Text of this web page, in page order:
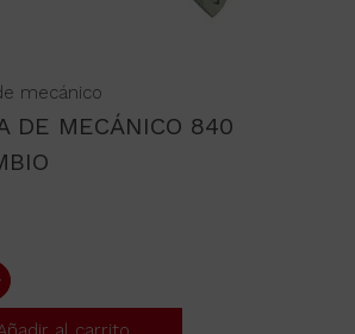
mecánico
DE MECÁNICO 840